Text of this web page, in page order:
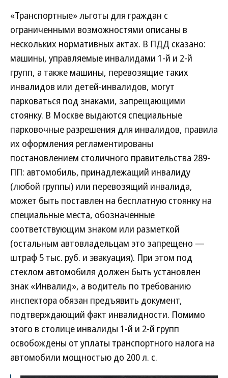
«Транспортные» льготы для граждан с
ограниченными возможностями описаны в
нескольких нормативных актах. В ПДД сказано:
машины, управляемые инвалидами 1-й и 2-й
групп, а также машины, перевозящие таких
инвалидов или детей-инвалидов, могут
парковаться под знаками, запрещающими
стоянку. В Москве выдаются специальные
парковочные разрешения для инвалидов, правила
их оформления регламентированы
постановлением столичного правительства 289-
ПП: автомобиль, принадлежащий инвалиду
(любой группы) или перевозящий инвалида,
может быть поставлен на бесплатную стоянку на
специальные места, обозначенные
соответствующим знаком или разметкой
(остальным автовладельцам это запрещено —
штраф 5 тыс. руб. и эвакуация). При этом под
стеклом автомобиля должен быть установлен
знак «Инвалид», а водитель по требованию
инспектора обязан предъявить документ,
подтверждающий факт инвалидности. Помимо
этого в столице инвалиды 1-й и 2-й групп
освобождены от уплаты транспортного налога на
автомобили мощностью до 200 л. с.